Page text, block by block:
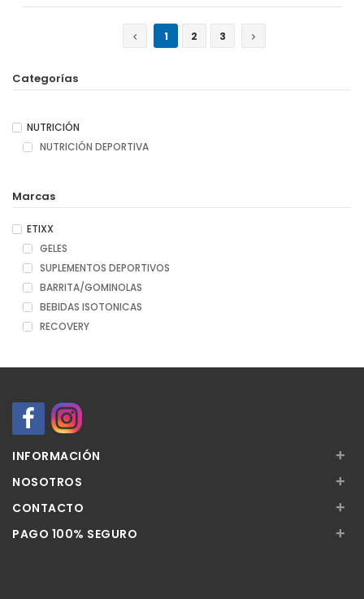
1
2 3
Categorías
NUTRICIÓN
NUTRICIÓN DEPORTIVA
Marcas
ETIXX
GELES
SUPLEMENTOS DEPORTIVOS
BARRITA/GOMINOLAS
BEBIDAS ISOTONICAS
RECOVERY
INFORMACIÓN +
NOSOTROS +
CONTACTO +
PAGO 100% SEGURO +